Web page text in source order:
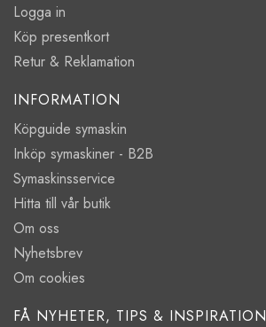
Logga in
Köp presentkort
Retur & Reklamation
INFORMATION
Köpguide symaskin
Inköp symaskiner - B2B
Symaskinsservice
Hitta till vår butik
Om oss
Nyhetsbrev
Om cookies
FÅ NYHETER, TIPS & INSPIRATION